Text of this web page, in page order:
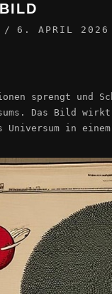
6. APRIL 2026
sprengt und
Das Bild
in einem